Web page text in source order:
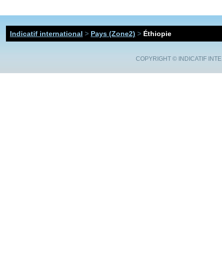
Indicatif international > Pays (Zone2) > Éthiopie
COPYRIGHT © INDICATIF